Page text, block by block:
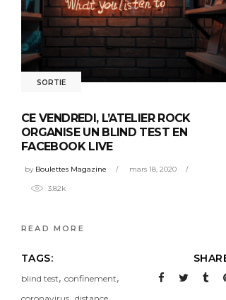
SORTIE
CE VENDREDI, L’ATELIER ROCK
ORGANISE UN BLIND TEST EN
FACEBOOK LIVE
by Boulettes Magazine mars 18, 2020
3.82k
READ MORE
TAGS:
blind test, confinement,